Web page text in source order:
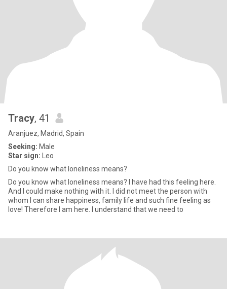
Tracy, 41
Aranjuez, Madrid, Spain
Seeking: Male
Star sign: Leo
Do you know what loneliness means?
Do you know what loneliness means? I have had this feeling here.
And I could make nothing with it. I did not meet the person with
whom I can share happiness, family life and such fine feeling as
love! Therefore I am here. I understand that we need to